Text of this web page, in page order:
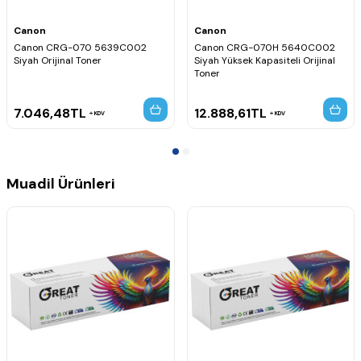
🖨️ Uyumlu Toner Modelleri
Canon CRG-070 5639C002 Siyah Orijinal Toner
Canon CRG-070H 5640C002 Siyah Yüksek Kapasiteli
Canon CRG-070H 5640C002 Siyah Yüksek Kapasiteli
Muadil Toner
Canon CRG-070H 5640C002 Siyah Yüksek Kapasiteli Toner
Dakikada 40 sayfaya kadar yüksek hızlı mono baskı.
Yazdırma, fotokopi, tarama ve faks fonksiyonlarını tek cihazda
sunar.
Tek geçişli otomatik çift taraflı tarama ile zamandan tasarruf
sağlar.
1200 × 1200 dpi çözünürlükte net ve profesyonel baskılar
Canon
Canon CRG-070 5639C002
Siyah Orijinal Toner
7.046,48TL KDV
Canon
Canon CRG-070H 5640C002
Siyah Yüksek Kapasiteli Orijinal
Toner
12.888,61TL KDV
Muadil Ürünleri